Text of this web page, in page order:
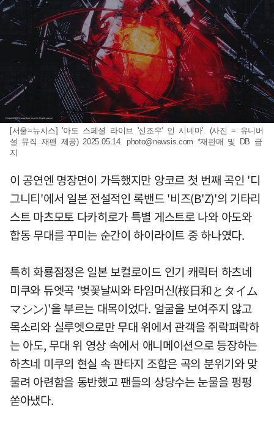
[서울=뉴시스] '아도 스페셜 라이브 '신조우' 인 시네마'. (사진 = 유니버
설 뮤직 재팬 제공) 2025.05.14. photo@newsis.com *재판매 및 DB 금
지
이 공연엔 명장면이 가득했지만 앙코르 첫 번째 곡인 '디
그니티'에서 일본 전설적인 록밴드 '비즈(B'Z)'의 기타리
스트 마츠모토 다카히로가 특별 게스트로 나와 아도와
합동 무대를 꾸미는 순간이 하이라이트 중 하나였다.
특히 화룡점정은 일본 보컬로이드 인기 캐릭터 하츠네
미쿠와 듀엣곡 '벚꽃날씨와 타임머신(桜日和とタイム
マシン)'을 부르는 대목이었다. 얼굴을 보여주지 않고
목소리와 실루엣으로만 무대 위에서 관객을 쥐락펴락하
는 아도, 무대 위 영상 속에서 애니메이션으로 등장하는
하츠네 미쿠의 현실 속 판타지 조합은 곡의 분위기와 맞
물려 아련함을 동반했고 팬들의 상당수는 눈물을 펑펑
쏟아냈다.